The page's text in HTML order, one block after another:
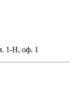
1-Н, оф. 1